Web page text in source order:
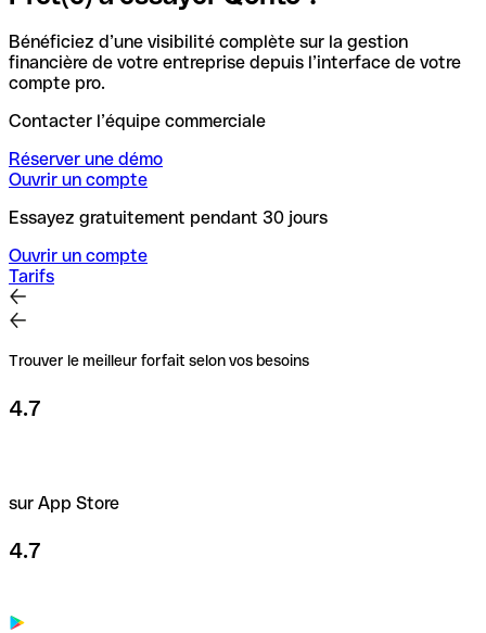
Bénéficiez d’une visibilité complète sur la gestion
financière de votre entreprise depuis l’interface de votre
compte pro.
Contacter l’équipe commerciale
Réserver une démo
Ouvrir un compte
Essayez gratuitement pendant 30 jours
Ouvrir un compte
Tarifs
Trouver le meilleur forfait selon vos besoins
4.7
sur App Store
4.7